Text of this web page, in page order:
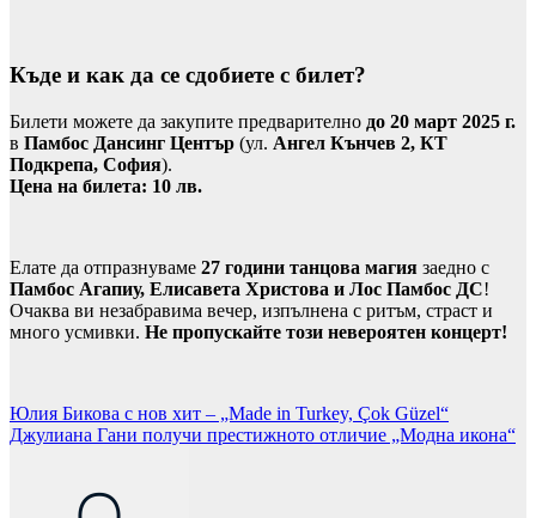
Къде и как да се сдобиете с билет?
Билети можете да закупите предварително до 20 март 2025 г.
в Памбос Дансинг Център (ул. Ангел Кънчев 2, КТ
Подкрепа, София).
Цена на билета: 10 лв.
Елате да отпразнуваме 27 години танцова магия заедно с
Памбос Агапиу, Елисавета Христова и Лос Памбос ДС!
Очаква ви незабравима вечер, изпълнена с ритъм, страст и
много усмивки. Не пропускайте този невероятен концерт!
Навигация
Юлия Бикова с нов хит – „Made in Turkey, Çok Güzel“
Джулиана Гани получи престижното отличие „Модна икона“